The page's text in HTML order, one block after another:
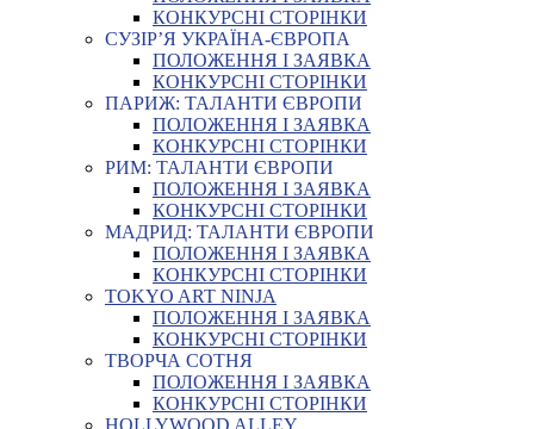
КОНКУРСНІ СТОРІНКИ
СУЗІР’Я УКРАЇНА-ЄВРОПА
ПОЛОЖЕННЯ І ЗАЯВКА
КОНКУРСНІ СТОРІНКИ
ПАРИЖ: ТАЛАНТИ ЄВРОПИ
ПОЛОЖЕННЯ І ЗАЯВКА
КОНКУРСНІ СТОРІНКИ
РИМ: ТАЛАНТИ ЄВРОПИ
ПОЛОЖЕННЯ І ЗАЯВКА
КОНКУРСНІ СТОРІНКИ
МАДРИД: ТАЛАНТИ ЄВРОПИ
ПОЛОЖЕННЯ І ЗАЯВКА
КОНКУРСНІ СТОРІНКИ
TOKYO ART NINJA
ПОЛОЖЕННЯ І ЗАЯВКА
КОНКУРСНІ СТОРІНКИ
ТВОРЧА СОТНЯ
ПОЛОЖЕННЯ І ЗАЯВКА
КОНКУРСНІ СТОРІНКИ
HOLLYWOOD ALLEY